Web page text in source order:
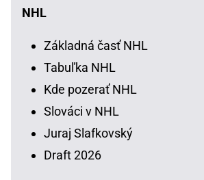
NHL
Základná časť NHL
Tabuľka NHL
Kde pozerať NHL
Slováci v NHL
Juraj Slafkovský
Draft 2026